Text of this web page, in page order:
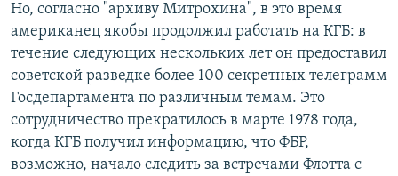
Но, согласно "архиву Митрохина", в это время
американец якобы продолжил работать на КГБ: в
течение следующих нескольких лет он предоставил
советской разведке более 100 секретных телеграмм
Госдепартамента по различным темам. Это
сотрудничество прекратилось в марте 1978 года,
когда КГБ получил информацию, что ФБР,
возможно, начало следить за встречами Флотта с